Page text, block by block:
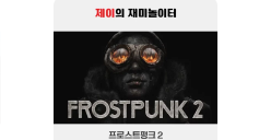
v14.0+] 다운로드